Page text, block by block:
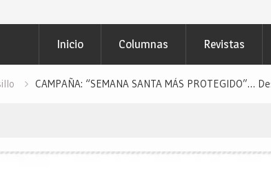
Inicio Columnas Revistas
CAMPAÑA: “SEMANA SANTA MÁS PROTEGIDO”…